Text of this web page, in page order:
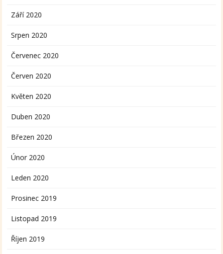
Září 2020
Srpen 2020
Červenec 2020
Červen 2020
Květen 2020
Duben 2020
Březen 2020
Únor 2020
Leden 2020
Prosinec 2019
Listopad 2019
Říjen 2019